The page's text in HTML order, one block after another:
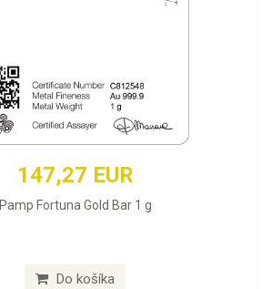
147,27 EUR
Pamp Fortuna Gold Bar 1 g
Do košíka